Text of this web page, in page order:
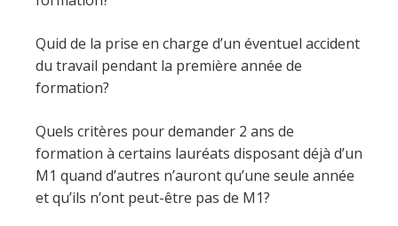
Quid de la prise en charge d’un éventuel accident
du travail pendant la première année de
formation?
Quels critères pour demander 2 ans de
formation à certains lauréats disposant déjà d’un
M1 quand d’autres n’auront qu’une seule année
et qu’ils n’ont peut-être pas de M1?